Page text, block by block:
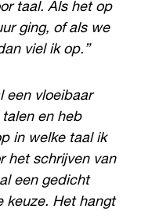
taal. Als het op
ging, of als we
viel ik op.”
een vloeibaar
en heb
in welke taal ik
het schrijven van
een gedicht
keuze. Het hangt